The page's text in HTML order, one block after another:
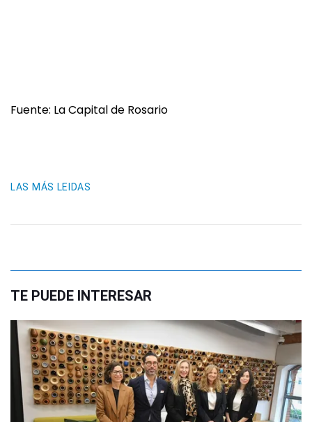
Fuente: La Capital de Rosario
LAS MÁS LEIDAS
TE PUEDE INTERESAR